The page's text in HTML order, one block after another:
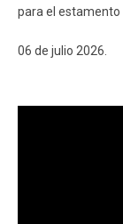
para el estamento
06 de julio 2026.